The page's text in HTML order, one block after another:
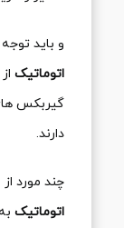
و باید
اتوماتیک
گیربکس
دارند.
چند مورد
اتوماتیک